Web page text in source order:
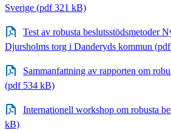
Sverige (pdf 321 kB)
Test av robusta beslutsstödsmetoder
Djursholms torg i Danderyds kommun
Sammanfattning av rapporten om
(pdf 534 kB)
Internationell workshop om robusta
kB)